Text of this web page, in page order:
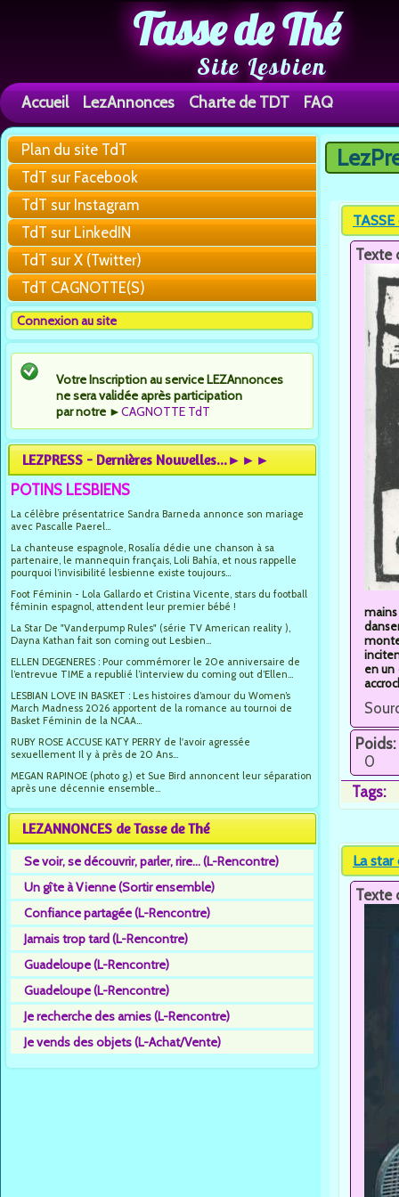
Tasse de Thé
Site Lesbien
Accueil LezAnnonces Charte de TDT FAQ
Plan du site TdT
TdT sur Facebook
TdT sur Instagram
TdT sur LinkedIN
TdT sur X (Twitter)
TdT CAGNOTTE(S)
Connexion au site
Votre Inscription au service LEZAnnonces
ne sera validée après participation
par notre ►CAGNOTTE TdT
LEZPRESS - Dernières Nouvelles...►►►
POTINS LESBIENS
La célèbre présentatrice Sandra Barneda annonce son mariage
avec Pascalle Paerel...
La chanteuse espagnole, Rosalía dédie une chanson à sa
partenaire, le mannequin français, Loli Bahía, et nous rappelle
pourquoi l’invisibilité lesbienne existe toujours...
Foot Féminin - Lola Gallardo et Cristina Vicente, stars du football
féminin espagnol, attendent leur premier bébé !
La Star De "Vanderpump Rules" (série TV American reality ),
Dayna Kathan fait son coming out Lesbien...
ELLEN DEGENERES : Pour commémorer le 20e anniversaire de
l’entrevue TIME a republié l’interview du coming out d’Ellen...
LESBIAN LOVE IN BASKET : Les histoires d’amour du Women’s
March Madness 2026 apportent de la romance au tournoi de
Basket Féminin de la NCAA...
RUBY ROSE ACCUSE KATY PERRY de l'avoir agressée
sexuellement Il y à près de 20 Ans...
MEGAN RAPINOE (photo g.) et Sue Bird annoncent leur séparation
après une décennie ensemble...
LEZANNONCES de Tasse de Thé
Se voir, se découvrir, parler, rire... (L-Rencontre)
Un gîte à Vienne (Sortir ensemble)
Confiance partagée (L-Rencontre)
Jamais trop tard (L-Rencontre)
Guadeloupe (L-Rencontre)
Guadeloupe (L-Rencontre)
Je recherche des amies (L-Rencontre)
Je vends des objets (L-Achat/Vente)
Vous
Texte
en un
Poids:
0
Tags:
La
Texte